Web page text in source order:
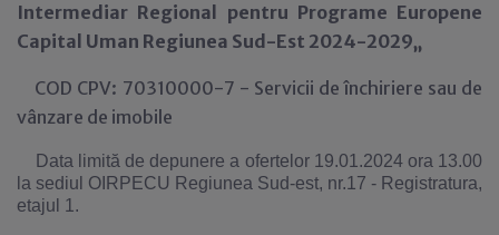
Intermediar Regional pentru Programe Europene
Capital Uman Regiunea Sud-Est 2024-2029„
COD CPV: 70310000-7 - Servicii de închiriere sau de
vânzare de imobile
Data limită de depunere a ofertelor 19.01.2024 ora 13.00
la sediul OIRPECU Regiunea Sud-est, nr.17 - Registratura,
etajul 1.